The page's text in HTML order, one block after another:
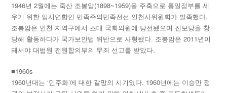
1946년 2월에는 죽산 조봉암(1898~1959)을 주축으로 통일정부를 세
우기 위한 임시연합인 민족주의민족전선 인천시위원회가 발족했다.
조봉암은 인천 지역구에서 초대 국회의원에 당선됐으며 진보당을 창
당해 활동하다가 국가보안법 위반으로 사형됐다. 조봉암은 2011년이
돼서야 대법원 전원합의부의 무죄 선고를 받았다.
■1960s
1960년대는 ‘민주화’에 대한 갈망의 시기였다. 1960년에는 이승만 정